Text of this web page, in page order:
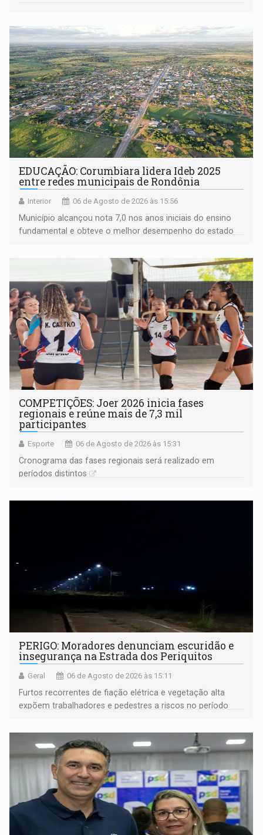
EDUCAÇÃO: Corumbiara lidera Ideb 2025
entre redes municipais de Rondônia
Interior 06 de Agosto de 2026 às 15:56
Município alcançou nota 7,0 nos anos iniciais do ensino
fundamental e obteve o melhor desempenho do estado
COMPETIÇÕES: Joer 2026 inicia fases
regionais e reúne mais de 7,3 mil
participantes
Esporte 06 de Agosto de 2026 às 15:31
Cronograma das fases regionais será realizado em
períodos distintos
PERIGO: Moradores denunciam escuridão e
insegurança na Estrada dos Periquitos
Geral 06 de Agosto de 2026 às 15:11
Furtos recorrentes de fiação elétrica e vegetação alta
expõem trabalhadores e pedestres a riscos no período